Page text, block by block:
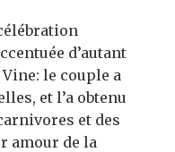
d’autant
le couple a
et l’a obtenu
et des
amour de la